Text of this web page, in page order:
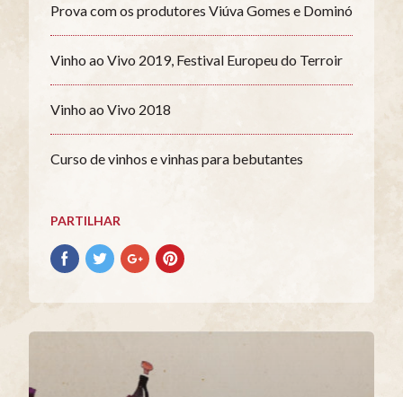
Prova com os produtores Viúva Gomes e Dominó
Vinho ao Vivo 2019, Festival Europeu do Terroir
Vinho ao Vivo 2018
Curso de vinhos e vinhas para bebutantes
PARTILHAR
Partilhar
no
Partilhar
no
Partilhar
no
Partilhar
no